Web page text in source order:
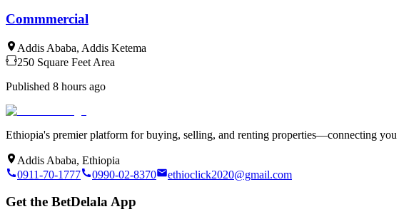
Commmercial
Addis Ababa, Addis Ketema
250 Square Feet Area
Published 8 hours ago
Ethiopia's premier platform for buying, selling, and renting properties—connecting you
Addis Ababa, Ethiopia
0911-70-1777
0990-02-8370 ethioclick2020@gmail.com
Get the BetDelala App